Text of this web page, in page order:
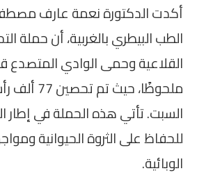
أكدت الدكتورة نعمة عارف
الطب البيطري بالغربية، أن حملة
القلاعية وحمى الوادي المتصدع
ملحوظًا،
السبت. تأتي هذه الحملة في إطار
للحفاظ على الثروة الحيوانية
الوبائية.